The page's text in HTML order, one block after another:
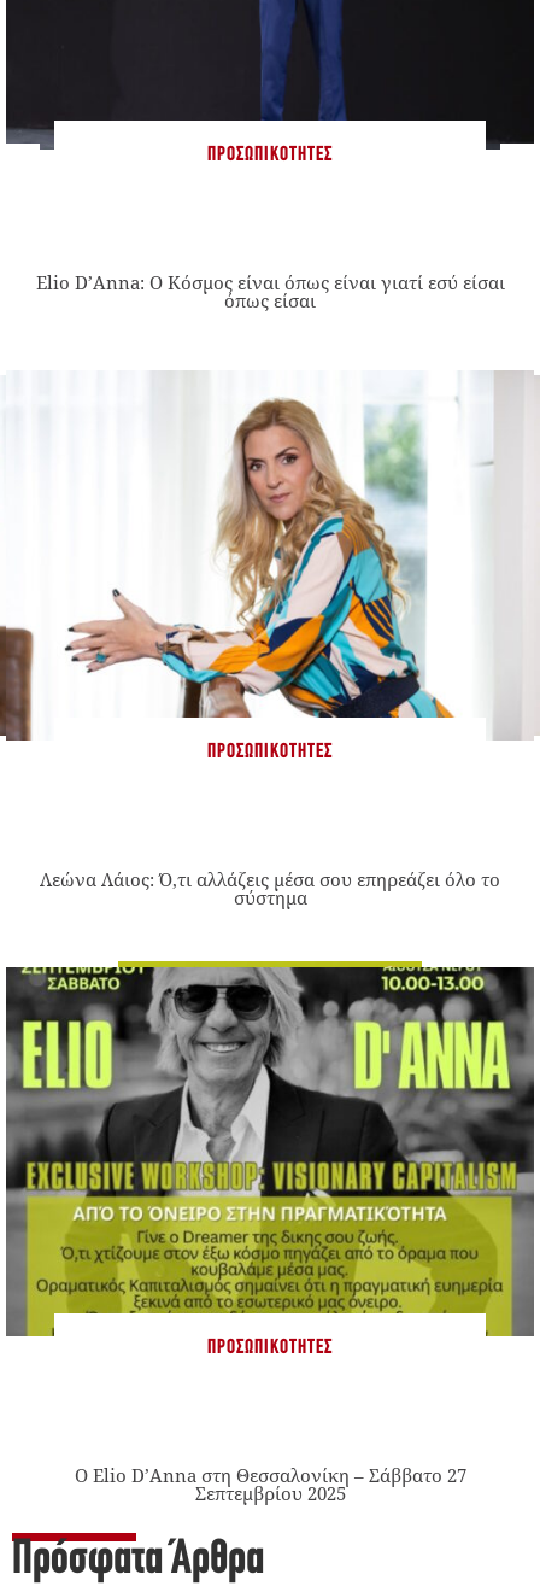
ΠΡΟΣΩΠΙΚΌΤΗΤΕΣ
Elio D’Anna: Ο Κόσμος είναι όπως είναι γιατί εσύ είσαι
όπως είσαι
ΠΡΟΣΩΠΙΚΌΤΗΤΕΣ
Λεώνα Λάιος: Ό,τι αλλάζεις μέσα σου επηρεάζει όλο το
σύστημα
ΠΡΟΣΩΠΙΚΌΤΗΤΕΣ
Ο Elio D’Anna στη Θεσσαλονίκη – Σάββατο 27
Σεπτεμβρίου 2025
Πρόσφατα Άρθρα